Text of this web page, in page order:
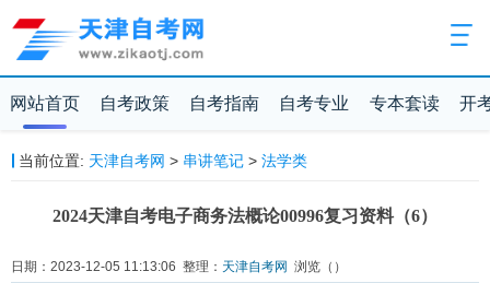
网站首页 自考政策 自考指南 自考专业 专本套读 开
当前位置: 天津自考网 > 串讲笔记> 法学类
2024天津自考电子商务法概论00996复习资料（6）
日期：2023-12-05 11:13:06 整理： 天津自考网 浏览（ ）